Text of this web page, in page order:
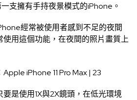
一支擁有手持夜景模式的iPhone。
經常被使用者感到不足的夜間
用這個功能，在夜間的照片畫質上
是使用1X與2X鏡頭，在低光環境